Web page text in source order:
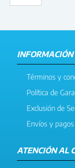
INFORMACIÓN
Términos y
Política de
Exclusión de
Envíos y pagos
ATENCIÓN AL